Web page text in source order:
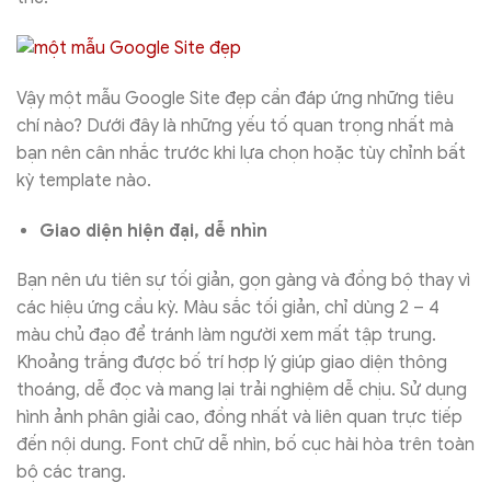
Vậy một mẫu Google Site đẹp cần đáp ứng những tiêu
chí nào? Dưới đây là những yếu tố quan trọng nhất mà
bạn nên cân nhắc trước khi lựa chọn hoặc tùy chỉnh bất
kỳ template nào.
Giao diện hiện đại, dễ nhìn
Bạn nên ưu tiên sự tối giản, gọn gàng và đồng bộ thay vì
các hiệu ứng cầu kỳ. Màu sắc tối giản, chỉ dùng 2 – 4
màu chủ đạo để tránh làm người xem mất tập trung.
Khoảng trắng được bố trí hợp lý giúp giao diện thông
thoáng, dễ đọc và mang lại trải nghiệm dễ chịu. Sử dụng
hình ảnh phân giải cao, đồng nhất và liên quan trực tiếp
đến nội dung. Font chữ dễ nhìn, bố cục hài hòa trên toàn
bộ các trang.